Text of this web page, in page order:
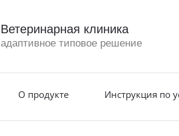
Ветеринарная клиника
адаптивное типовое решение
О продукте Инструкция по